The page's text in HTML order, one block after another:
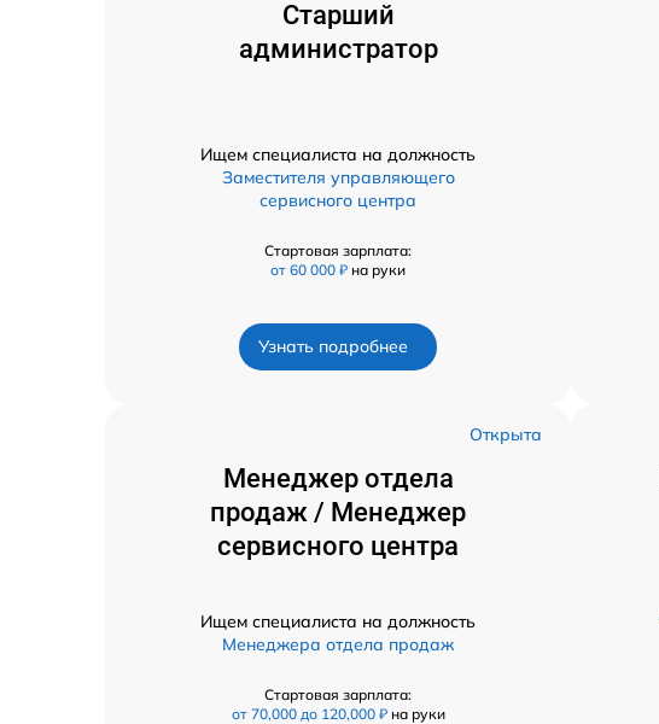
Старший
администратор
Ищем специалиста на должность
Заместителя управляющего
сервисного центра
Стартовая зарплата:
от 60 000 ₽ на руки
Узнать подробнее
Открыта
Менеджер отдела
продаж / Менеджер
сервисного центра
Ищем специалиста на должность
Менеджера отдела продаж
Стартовая зарплата:
от 70,000 до 120,000 ₽ на руки